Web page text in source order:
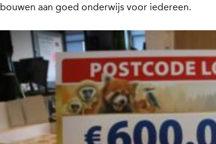
bouwen aan goed onderwijs voor iedereen.